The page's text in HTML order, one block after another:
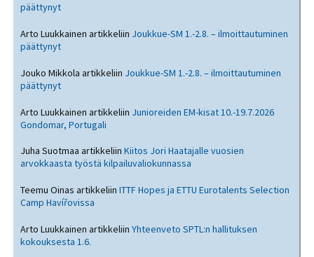
päättynyt
Arto Luukkainen artikkeliin Joukkue-SM 1.-2.8. – ilmoittautuminen
päättynyt
Jouko Mikkola artikkeliin Joukkue-SM 1.-2.8. – ilmoittautuminen
päättynyt
Arto Luukkainen artikkeliin Junioreiden EM-kisat 10.-19.7.2026
Gondomar, Portugali
Juha Suotmaa artikkeliinKiitos Jori Haatajalle vuosien
arvokkaasta työstä kilpailuvaliokunnassa
Teemu Oinas artikkeliinITTF Hopes ja ETTU Eurotalents Selection
Camp Havířovissa
Arto Luukkainen artikkeliinYhteenveto SPTL:n hallituksen
kokouksesta 1.6.